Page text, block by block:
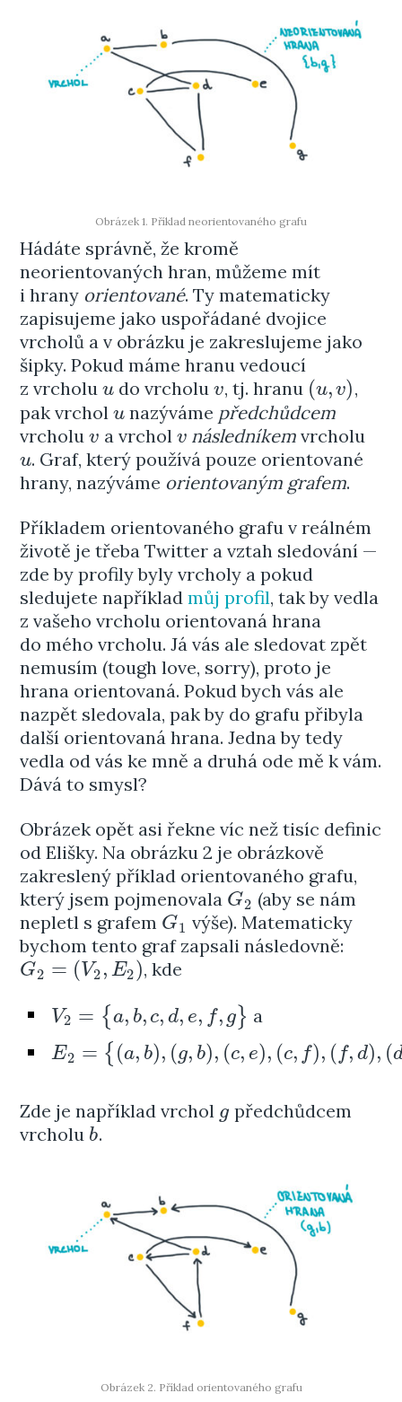
Obrázek 1. Příklad neorientovaného grafu
Hádáte správně, že kromě
neorientovaných hran, můžeme mít
i hrany orientované. Ty matematicky
zapisujeme jako uspořádané dvojice
vrcholů a v obrázku je zakreslujeme jako
šipky. Pokud máme hranu vedoucí
z vrcholuu
u do vrcholuv
v, tj. hranu (u, v)
(u,v)
,
pak vrcholu
u nazýváme předchůdcem
vrcholuv
v a vrchol v
v následníkemvrcholu
u
u. Graf, který používá pouze orientované
hrany, nazýváme orientovaným grafem.
Příkladem orientovaného grafu v reálném
životě je třeba Twitter a vztah sledování —
zde by profily byly vrcholy a pokud
sledujete napříkladmůj profil, tak by vedla
z vašeho vrcholu orientovaná hrana
do mého vrcholu. Já vás ale sledovat zpět
nemusím (tough love, sorry), proto je
hrana orientovaná. Pokud bych vás ale
nazpět sledovala, pak by do grafu přibyla
další orientovaná hrana. Jedna by tedy
vedla od vás ke mně a druhá ode mě k vám.
Dává to smysl?
Obrázek opět asi řekne víc než tisíc definic
od Elišky. Na obrázku 2 je obrázkově
zakreslený příklad orientovaného grafu,
který jsem pojmenovala G2
G2 (aby se nám
nepletl s grafem G1
G1 výše). Matematicky
bychom tento graf zapsali následovně:
G2 = (V2 , E2)
G2 =(V 2,E2) , kde
V2 = { a, b, c, d, e, f, g }
V2 ={a ,b,c, d,e,f ,g} a
E2 = { (a, b), (g, b), (c, e), (c, f), ( f, d), (
E2= {(a ,b ),(g b),( c,e) ,(c,f ),(f, d),( d,c) ,(d,a) }
Zde je například vrchol g
g předchůdcem
vrcholu b
b.
Obrázek 2. Příklad orientovaného grafu